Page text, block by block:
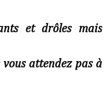
et drôles mais
attendez pas à